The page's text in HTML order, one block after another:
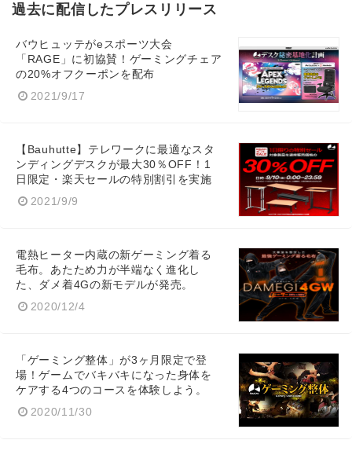
過去に配信したプレスリリース
バウヒュッテがeスポーツ大会
「RAGE」に初協賛！ゲーミングチェア
の20%オフクーポンを配布
2021/9/17
【Bauhutte】テレワークに最適なスタ
ンディングデスクが最大30％OFF！1
日限定・楽天セールの特別割引を実施
2021/9/9
電熱ヒーター内蔵の新ゲーミング着る
毛布。あたため力が半端なく進化し
た、ダメ着4Gの新モデルが発売。
2020/12/4
「ゲーミング整体」が3ヶ月限定で登
場！ゲームでバキバキになった身体を
ケアする4つのコースを体験しよう。
2020/11/30